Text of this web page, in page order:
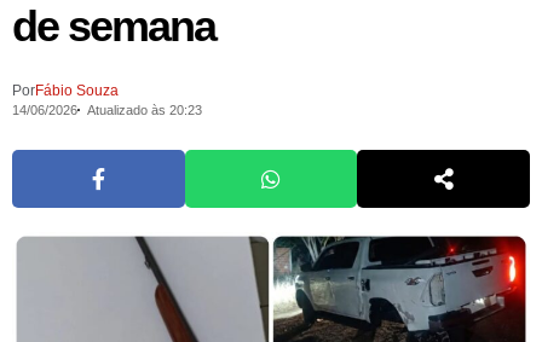
de semana
PorFábio Souza
14/06/2026 Atualizado às 20:23